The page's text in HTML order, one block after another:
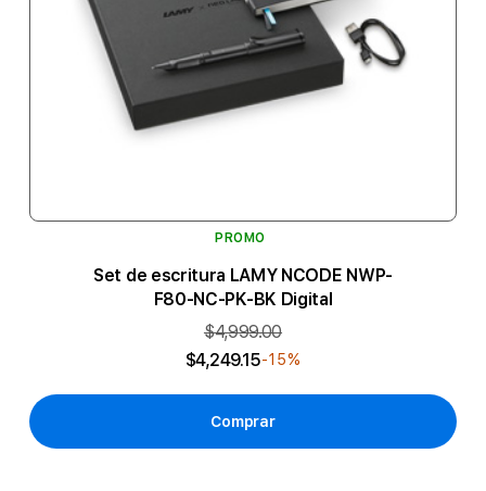
PROMO
Set de escritura LAMY NCODE NWP-
F80-NC-PK-BK Digital
$4,999.00
$4,249.15-15%
Comprar